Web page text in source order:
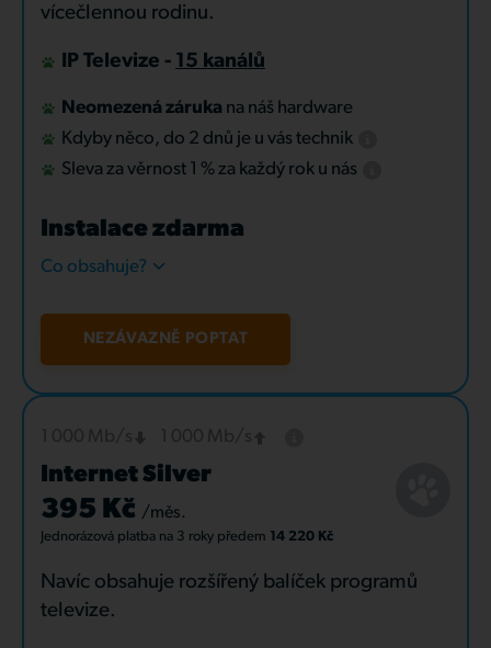
vícečlennou rodinu.
IP Televize - 15 kanálů
Neomezená záruka na náš hardware
Kdyby něco, do 2 dnů je u vás technik
Sleva za věrnost 1 % za každý rok u nás
Instalace zdarma
Co obsahuje?
NEZÁVAZNĚ POPTAT
Internet Silver
395 Kč /měs.
Jednorázová platba na 3 roky předem 14 220 Kč
Navíc obsahuje rozšířený balíček programů
televize.